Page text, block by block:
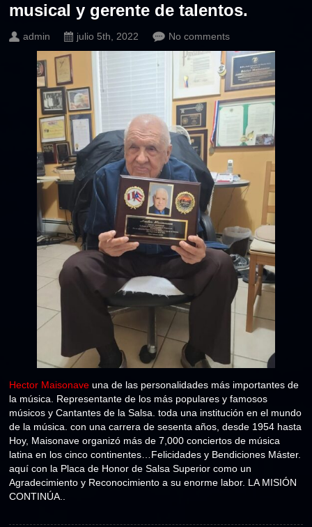
musical y gerente de talentos.
admin julio 5th, 2022 No comments
Hector Maisonave una de las personalidades más importantes de
la música. Representante de los más populares y famosos
músicos y Cantantes de la Salsa. toda una institución en el mundo
de la música. con una carrera de sesenta años, desde 1954 hasta
Hoy, Maisonave organizó más de 7,000 conciertos de música
latina en los cinco continentes…Felicidades y Bendiciones Máster.
aquí con la Placa de Honor de Salsa Superior como un
Agradecimiento y Reconocimiento a su enorme labor. LA MISIÓN
CONTINÚA..